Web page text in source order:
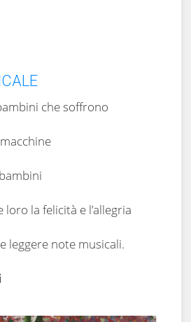
che soffrono
la felicità e l’allegria
leggere note musicali.